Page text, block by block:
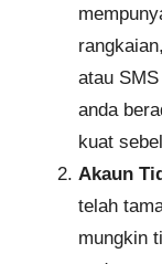
atau
anda
kuat
Akaun
telah
mungkin